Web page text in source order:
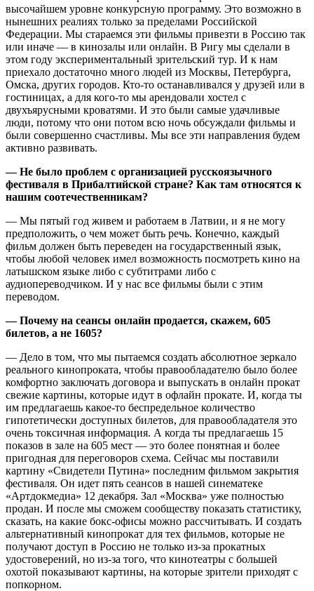
высочайшем уровне конкурсную программу. Это возможно в
нынешних реалиях только за пределами Российской
Федерации. Мы стараемся эти фильмы привезти в Россию так
или иначе — в кинозалы или онлайн. В Ригу мы сделали в
этом году экспериментальный зрительский тур. И к нам
приехало достаточно много людей из Москвы, Петербурга,
Омска, других городов. Кто-то останавливался у друзей или в
гостиницах, а для кого-то мы арендовали хостел с
двухъярусными кроватями. И это были самые удачливые
люди, потому что они потом всю ночь обсуждали фильмы и
были совершенно счастливы. Мы все эти направления будем
активно развивать.
— Не было проблем с организацией русскоязычного
фестиваля в Прибалтийской стране? Как там относятся к
нашим соотечественникам?
— Мы пятый год живем и работаем в Латвии, и я не могу
предположить, о чем может быть речь. Конечно, каждый
фильм должен быть переведен на государственный язык,
чтобы любой человек имел возможность посмотреть кино на
латышском языке либо с субтитрами либо с
аудиопереводчиком. И у нас все фильмы были с этим
переводом.
— Почему на сеансы онлайн продается, скажем, 605
билетов, а не 1605?
— Дело в том, что мы пытаемся создать абсолютное зеркало
реального кинопроката, чтобы правообладателю было более
комфортно заключать договора и выпускать в онлайн прокат
свежие картины, которые идут в офлайн прокате. И, когда ты
им предлагаешь какое-то беспредельное количество
гипотетически доступных билетов, для правообладателя это
очень токсичная информация. А когда ты предлагаешь 15
показов в зале на 605 мест — это более понятная и более
пригодная для переговоров схема. Сейчас мы поставили
картину «Свидетели Путина» последним фильмом закрытия
фестиваля. Он идет пять сеансов в нашей синематеке
«Артдокмедиа» 12 декабря. Зал «Москва» уже полностью
продан. И после мы сможем сообществу показать статистику,
сказать, на какие бокс-офисы можно рассчитывать. И создать
альтернативный кинопрокат для тех фильмов, которые не
получают доступ в Россию не только из-за прокатных
удостоверений, но из-за того, что кинотеатры с большей
охотой показывают картины, на которые зрители приходят с
попкорном.